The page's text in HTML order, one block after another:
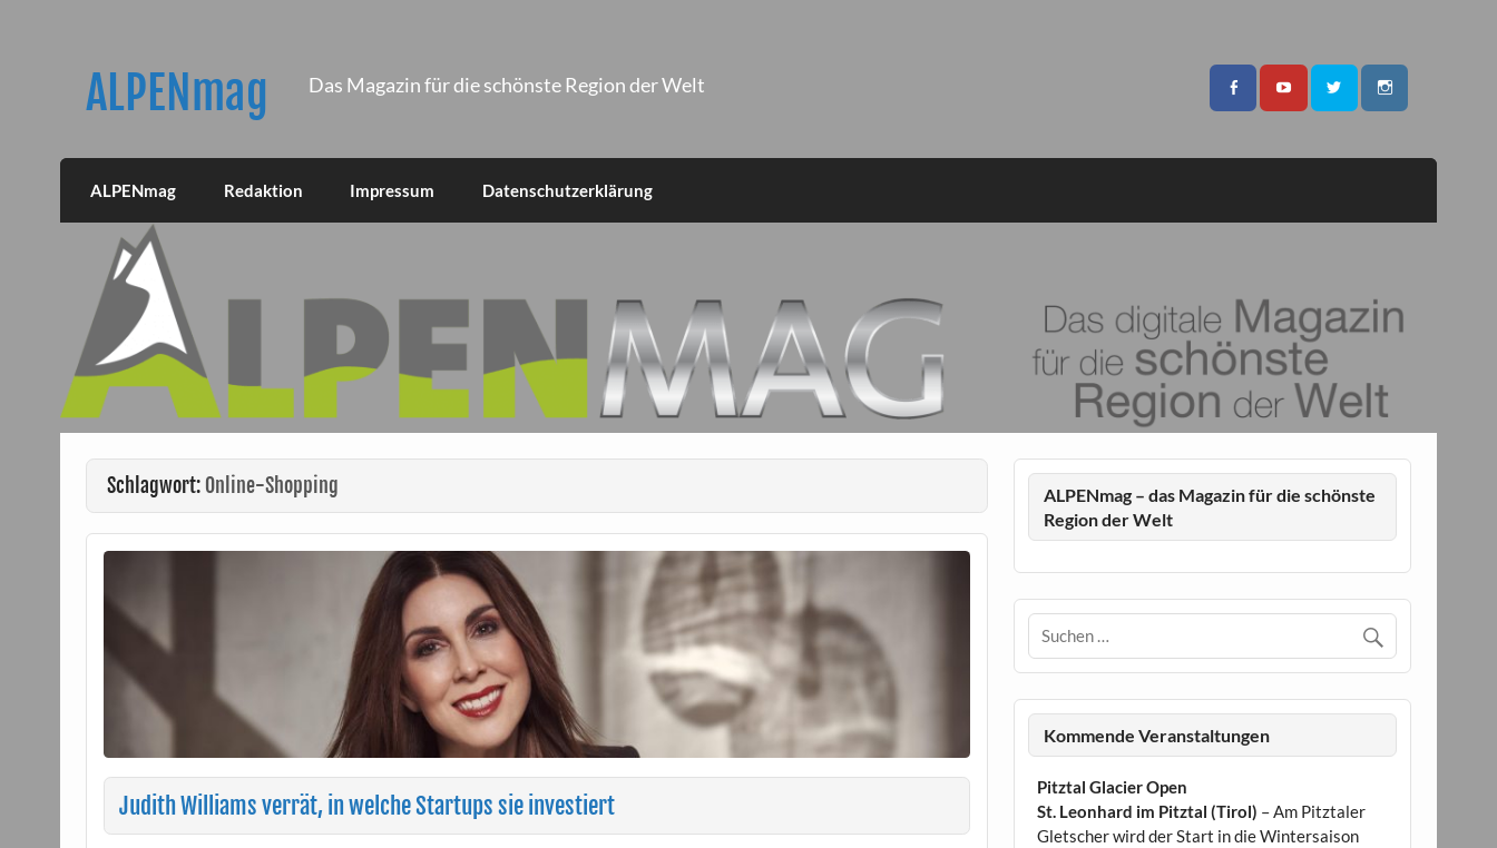
ALPENmag Das Magazin für die schönste Region der Welt
ALPENmag Redaktion Impressum Datenschutzerklärung
Schlagwort: Online-Shopping
Judith Williams verrät, in welche Startups sie investiert
ALPENmag – das Magazin für die schönste
Region der Welt
Kommende Veranstaltungen
Pitztal Glacier Open
St. Leonhard im Pitztal (Tirol) – Am Pitztaler
Gletscher wird der Start in die Wintersaison